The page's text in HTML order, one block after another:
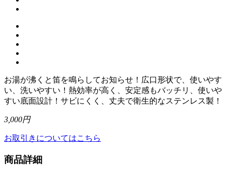
お湯が沸くと笛を鳴らしてお知らせ！広口形状で、使いやす
い、洗いやすい！熱効率が高く、安定感もバッチリ、使いや
すい底面設計！サビにくく、丈夫で衛生的なステンレス製！
3,000円
お取引きについてはこちら
商品詳細